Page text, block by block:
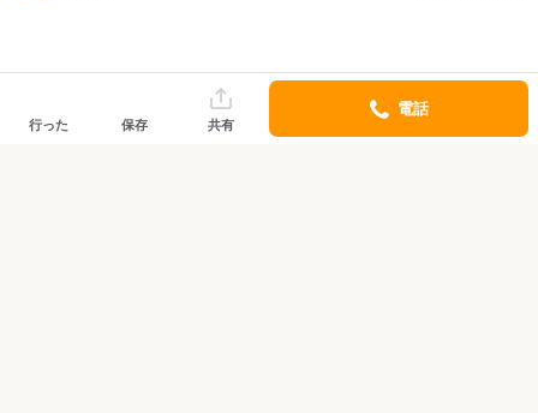
行った 保存 共有
電話